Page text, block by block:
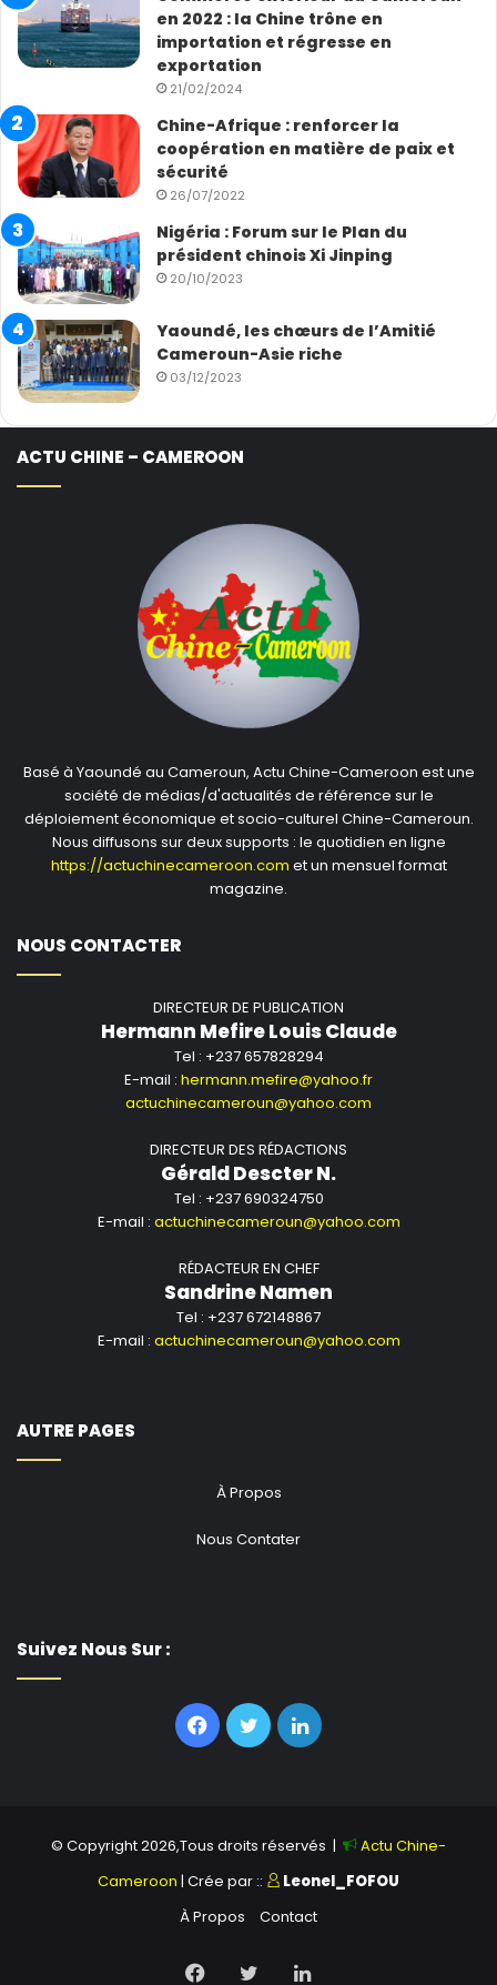
en 2022 : la Chine trône en
importation et régresse en
exportation
21/02/2024
Chine-Afrique : renforcer la
coopération en matière de paix et
sécurité
26/07/2022
Nigéria : Forum sur le Plan du
président chinois Xi Jinping
20/10/2023
Yaoundé, les chœurs de l’Amitié
Cameroun-Asie riche
03/12/2023
ACTU CHINE – CAMEROON
Basé à Yaoundé au Cameroun, Actu Chine-Cameroon est une
société de médias/d'actualités de référence sur le
déploiement économique et socio-culturel Chine-Cameroun.
Nous diffusons sur deux supports : le quotidien en ligne
https://actuchinecameroon.com et un mensuel format
magazine.
NOUS CONTACTER
DIRECTEUR DE PUBLICATION
Hermann Mefire Louis Claude
Tel : +237 657828294
E-mail : hermann.mefire@yahoo.fr
actuchinecameroun@yahoo.com
DIRECTEUR DES RÉDACTIONS
Gérald Descter N.
Tel : +237 690324750
E-mail : actuchinecameroun@yahoo.com
RÉDACTEUR EN CHEF
Sandrine Namen
Tel : +237 672148867
E-mail : actuchinecameroun@yahoo.com
AUTRE PAGES
À Propos
Nous Contater
Suivez Nous Sur :
Facebook
TwitterLinkedin
© Copyright 2026,Tous droits réservés |
Actu Chine-
Cameroon | Crée par ::
Leonel_FOFOU
À Propos
Contact
Facebook
TwitterLinkedin